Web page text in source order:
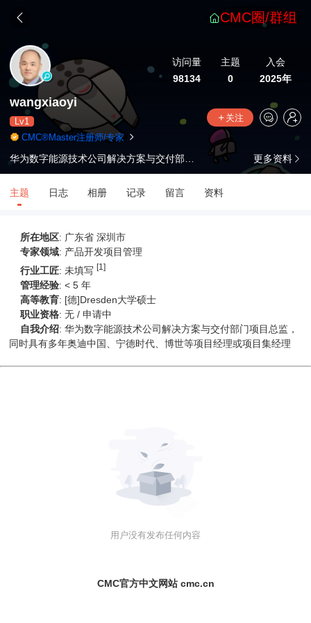
CMC圈/群组
访问量
98134
主题
0
入会
2025年
wangxiaoyi
Lv1
关注
CMC®Master注册师/专家
更多资料
主题 日志 相册 记录 留言 资料
所在地区: 广东省 深圳市
专家领域: 产品开发项目管理
行业工匠: 未填写 [1]
管理经验: < 5 年
高等教育: [德]Dresden大学硕士
职业资格: 无 / 申请中
自我介绍: 华为数字能源技术公司解决方案与交付部门项目总监，
同时具有多年奥迪中国、宁德时代、博世等项目经理或项目集经理
用户没有发布任何内容
CMC官方中文网站 cmc.cn